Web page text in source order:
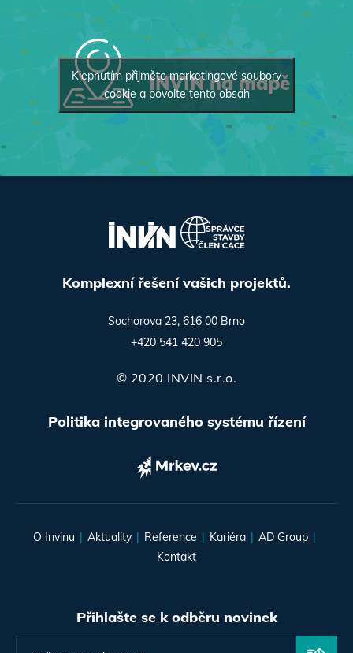
INVIN na mapě
Klepnutím přijměte marketingové soubory
cookie a povolte tento obsah
Komplexní řešení vašich projektů.
Sochorova 23, 616 00 Brno
+420 541 420 905
© 2020 INVIN s.r.o.
Politika integrovaného systému řízení
O Invinu Aktuality Reference Kariéra
AD Group
Kontakt
Přihlašte se k odběru novinek